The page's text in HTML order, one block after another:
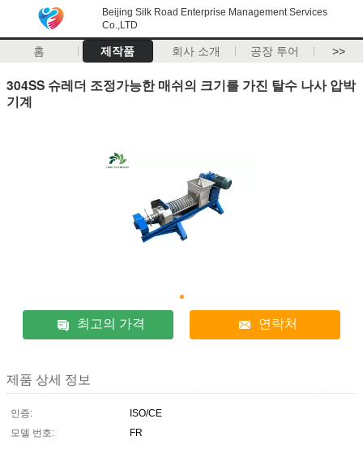
Beijing Silk Road Enterprise Management Services
Co.,LTD
홈 제작품 회사 소개 공장 투어 >>
304SS 슈레더 조정가능한 매쉬의 크기를 가진 탈수 나사 압박
기계
최고의 가격 연락처
제품 상세 정보
인증:
ISO/CE
모델 번호:
FR